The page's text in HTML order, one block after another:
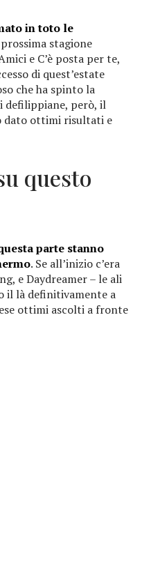
in toto le
stagione
e C’è posta per te,
di quest’estate
che ha spinto la
defilippiane, però, il
dato ottimi risultati e
questo
parte stanno
. Se all’inizio c’era
e Daydreamer – le ali
il là definitivamente a
ottimi ascolti a fronte